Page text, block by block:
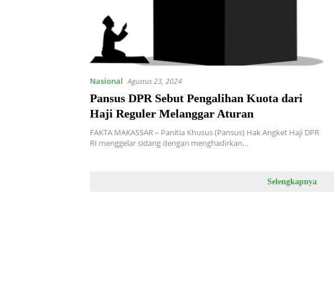
Nasional Agustus 23, 2024
Pansus DPR Sebut Pengalihan Kuota dari
Haji Reguler Melanggar Aturan
FAKTA MAKASSAR – Panitia Khusus (Pansus) Hak Angket Haji DPR
RI menggelar sidang dengan menghadirkan…
Selengkapnya